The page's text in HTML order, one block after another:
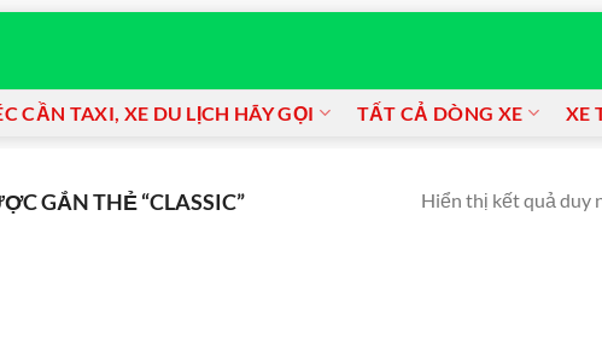
CẦN TAXI, XE DU LỊCH HÃY GỌI TẤT CẢ DÒNG XE XE
GẮN THẺ “CLASSIC” Hiển thị kết quả duy